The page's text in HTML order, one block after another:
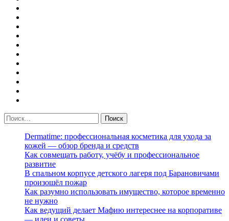
Dermatime: профессиональная косметика для ухода за
кожей — обзор бренда и средств
Как совмещать работу, учёбу и профессиональное
развитие
В спальном корпусе детского лагеря под Барановичами
произошёл пожар
Как разумно использовать имущество, которое временно
не нужно
Как ведущий делает Мафию интереснее на корпоративе
— идеи и советы